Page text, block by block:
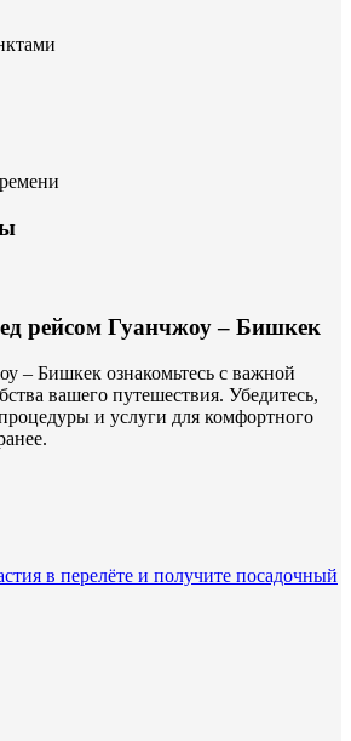
рейсом Гуанчжоу – Бишкек
– Бишкек ознакомьтесь с важной
вашего путешествия. Убедитесь,
и услуги для комфортного
в перелёте и получите посадочный